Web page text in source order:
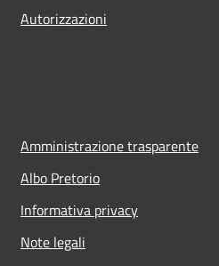
Autorizzazioni
Amministrazione trasparente
Albo Pretorio
Informativa privacy
Note legali